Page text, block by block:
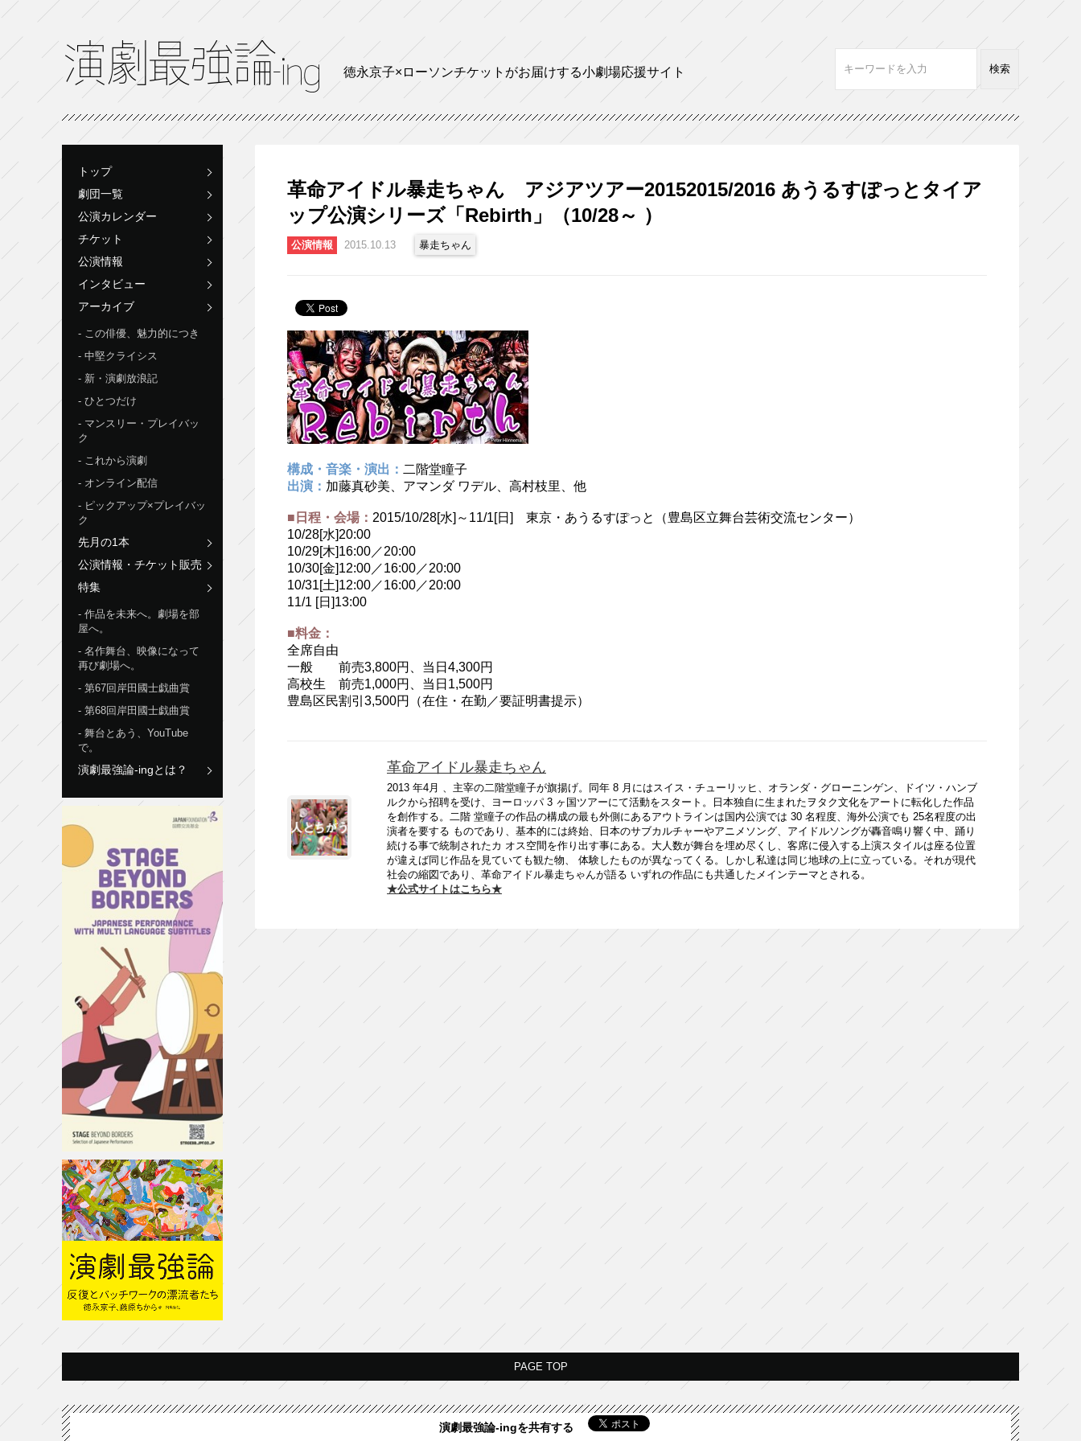
徳永京子×ローソンチケットがお届けする小劇場応援サイト
トップ
劇団一覧
公演カレンダー
チケット
公演情報
インタビュー
アーカイブ
この俳優、魅力的につき
中堅クライシス
新・演劇放浪記
ひとつだけ
マンスリー・プレイバッ
ク
これから演劇
オンライン配信
ピックアップ×プレイバッ
ク
先月の1本
公演情報・チケット販売
特集
作品を未来へ。劇場を部
屋へ。
名作舞台、映像になって
再び劇場へ。
第67回岸田國士戯曲賞
第68回岸田國士戯曲賞
舞台とあう、YouTube
で。
演劇最強論-ingとは？
革命アイドル暴走ちゃん アジアツアー2015 2015/2016 あうるすぽっとタイア
ップ公演シリーズ「Rebirth」（10/28～ ）
公演情報 2015.10.13 暴走ちゃん
構成・音楽・演出： 二階堂瞳子
出演： 加藤真砂美、アマンダ ワデル、高村枝里、他
■日程・会場： 2015/10/28[水]～11/1[日] 東京・あうるすぽっと（豊島区立舞台芸術交流センター）
10/28[水]20:00
10/29[木]16:00／20:00
10/30[金]12:00／16:00／20:00
10/31[土]12:00／16:00／20:00
11/1 [日]13:00
■料金：
全席自由
一般 前売3,800円、当日4,300円
高校生 前売1,000円、当日1,500円
豊島区民割引3,500円（在住・在勤／要証明書提示）
革命アイドル暴走ちゃん
2013 年4月 、主宰の二階堂瞳子が旗揚げ。同年 8 月にはスイス・チューリッヒ、オランダ・グローニンゲン、ドイツ・ハンブ
ルクから招聘を受け、ヨーロッパ 3 ヶ国ツアーにて活動をスタート。日本独自に生まれたヲタク文化をアートに転化した作品
を創作する。二階 堂瞳子の作品の構成の最も外側にあるアウトラインは国内公演では 30 名程度、海外公演でも 25名程度の出
演者を要する ものであり、基本的には終始、日本のサブカルチャーやアニメソング、アイドルソングが轟音鳴り響く中、踊り
続ける事で統制されたカ オス空間を作り出す事にある。大人数が舞台を埋め尽くし、客席に侵入する上演スタイルは座る位置
が違えば同じ作品を見ていても観た物、 体験したものが異なってくる。しかし私達は同じ地球の上に立っている。それが現代
社会の縮図であり、革命アイドル暴走ちゃんが語る いずれの作品にも共通したメインテーマとされる。
★公式サイトはこちら★
PAGE TOP
演劇最強論-ingを共有する